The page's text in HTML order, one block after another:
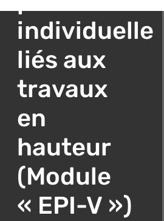
individuelle
liés aux
travaux
en
hauteur
(Module
« EPI-V »)